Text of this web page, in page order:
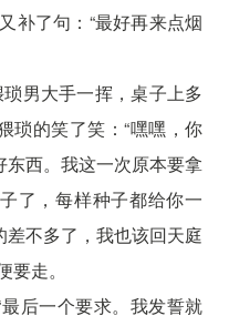
补了句：“最好再来点烟
男大手一挥，桌子上多
琐的笑了笑：“嘿嘿，你
西。我这一次原本要拿
了，每样种子都给你一
不多了，我也该回天庭
走。
后一个要求。我发誓就